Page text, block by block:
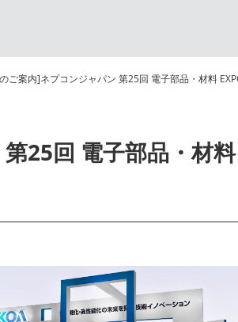
ご案内]ネプコンジャパン 第25回 電子部品・材料
25回 電子部品・材料